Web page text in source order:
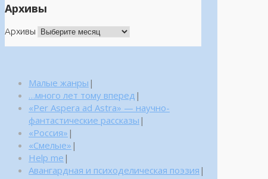
Архивы
Архивы
Малые жанры |
…много лет тому вперед |
«Per Aspera ad Astra» — научно-
фантастические рассказы |
«Россия» |
«Смелые» |
Help me |
Авангардная и психоделическая поэзия |